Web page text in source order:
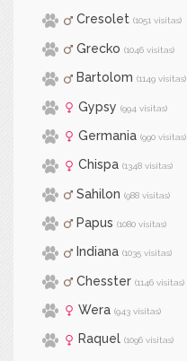
Cresolet (1051 visitas)
Grecko (1046 visitas)
Bartolom (1149 visitas)
Gypsy (994 visitas)
Germania (990 visitas)
Chispa (1348 visitas)
Sahilon (988 visitas)
Papus (1080 visitas)
Indiana (1035 visitas)
Chesster (1146 visitas)
Wera (943 visitas)
Raquel (1096 visitas)